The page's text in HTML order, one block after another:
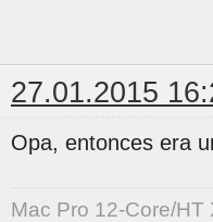
27.01.2015
Opa, entonces era
Mac Pro 12-Core/